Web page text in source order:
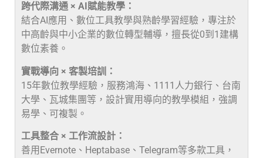
跨代際溝通 × AI賦能教學：
結合AI應用、數位工具教學與熟齡學習經驗，專注於
中高齡與中小企業的數位轉型輔導，擅長從0到1建構
數位素養。
實戰導向 × 客製培訓：
15年數位教學經驗，服務鴻海、1111人力銀行、台南
大學、瓦城集團等，設計實用導向的教學模組，強調
易學、可複製。
工具整合 × 工作流設計：
善用Evernote、Heptabase、Telegram等多款工具，